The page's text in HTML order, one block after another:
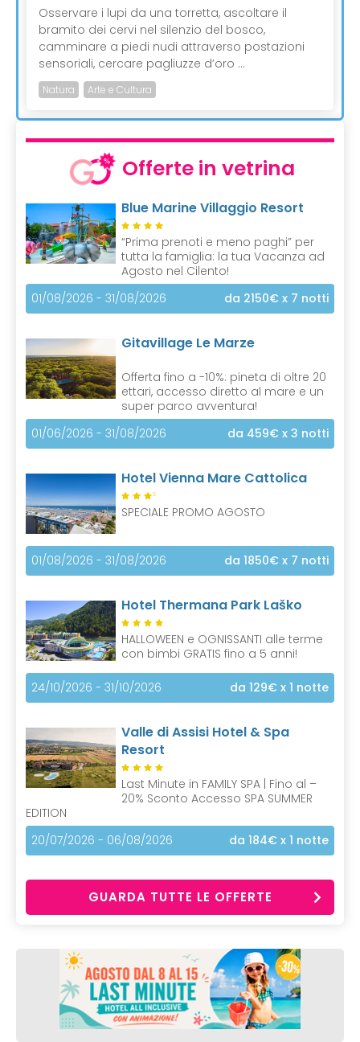
Osservare i lupi da una torretta, ascoltare il
bramito dei cervi nel silenzio del bosco,
camminare a piedi nudi attraverso postazioni
sensoriali, cercare pagliuzze d’oro ...
Natura Arte e Cultura
Offerte in vetrina
Blue Marine Villaggio Resort
“Prima prenoti e meno paghi” per
tutta la famiglia: la tua Vacanza ad
Agosto nel Cilento!
01/08/2026 - 31/08/2026
da 2150€ x 7 notti
Gitavillage Le Marze
Offerta fino a -10%: pineta di oltre 20
ettari, accesso diretto al mare e un
super parco avventura!
01/06/2026 - 31/08/2026
da 459€ x 3 notti
Hotel Vienna Mare Cattolica
S
SPECIALE PROMO AGOSTO
01/08/2026 - 31/08/2026 da 1850€ x 7 notti
Hotel Thermana Park Laško
HALLOWEEN e OGNISSANTI alle terme
con bimbi GRATIS fino a 5 anni!
24/10/2026 - 31/10/2026 da 129€ x 1 notte
Valle di Assisi Hotel & Spa
Resort
Last Minute in FAMILY SPA | Fino al –
20% Sconto Accesso SPA SUMMER
EDITION
20/07/2026 - 06/08/2026
da 184€ x 1 notte
GUARDA TUTTE LE OFFERTE